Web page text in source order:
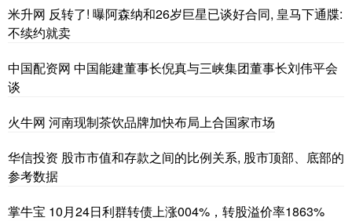
米升网 反转了! 曝阿森纳和26岁巨星已谈好合同, 皇马下通牒:
不续约就卖
中国配资网 中国能建董事长倪真与三峡集团董事长刘伟平会
谈
火牛网 河南现制茶饮品牌加快布局上合国家市场
华信投资 股市市值和存款之间的比例关系, 股市顶部、底部的
参考数据
掌牛宝 10月24日利群转债上涨004%，转股溢价率1863%